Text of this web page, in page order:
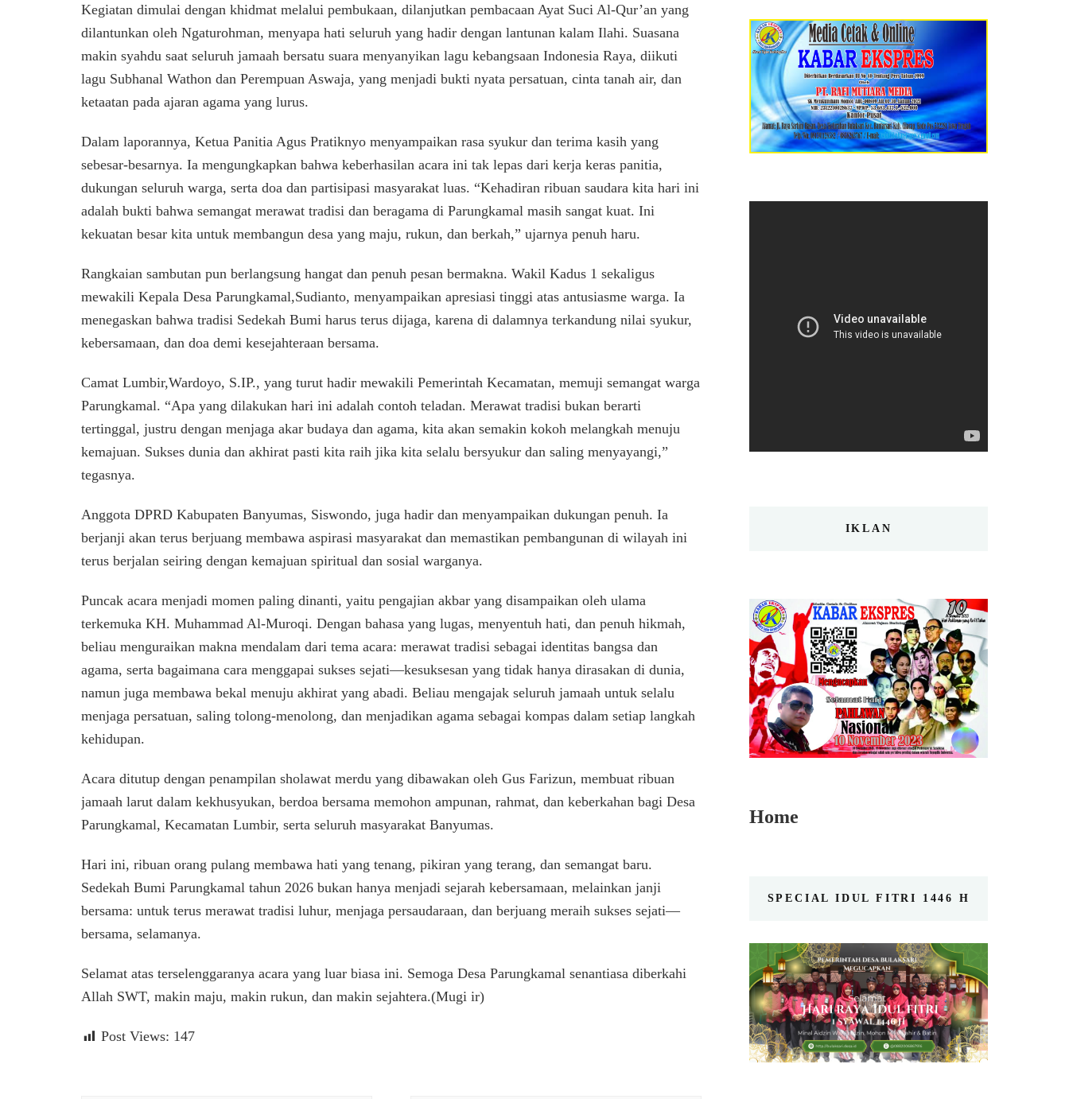
Kegiatan dimulai dengan khidmat melalui pembukaan, dilanjutkan pembacaan Ayat Suci Al-Qur’an yang
dilantunkan oleh Ngaturohman, menyapa hati seluruh yang hadir dengan lantunan kalam Ilahi. Suasana
makin syahdu saat seluruh jamaah bersatu suara menyanyikan lagu kebangsaan Indonesia Raya, diikuti
lagu Subhanal Wathon dan Perempuan Aswaja, yang menjadi bukti nyata persatuan, cinta tanah air, dan
ketaatan pada ajaran agama yang lurus.
Dalam laporannya, Ketua Panitia Agus Pratiknyo menyampaikan rasa syukur dan terima kasih yang
sebesar-besarnya. Ia mengungkapkan bahwa keberhasilan acara ini tak lepas dari kerja keras panitia,
dukungan seluruh warga, serta doa dan partisipasi masyarakat luas. “Kehadiran ribuan saudara kita hari ini
adalah bukti bahwa semangat merawat tradisi dan beragama di Parungkamal masih sangat kuat. Ini
kekuatan besar kita untuk membangun desa yang maju, rukun, dan berkah,” ujarnya penuh haru.
Rangkaian sambutan pun berlangsung hangat dan penuh pesan bermakna. Wakil Kadus 1 sekaligus
mewakili Kepala Desa Parungkamal,Sudianto, menyampaikan apresiasi tinggi atas antusiasme warga. Ia
menegaskan bahwa tradisi Sedekah Bumi harus terus dijaga, karena di dalamnya terkandung nilai syukur,
kebersamaan, dan doa demi kesejahteraan bersama.
Camat Lumbir,Wardoyo, S.IP., yang turut hadir mewakili Pemerintah Kecamatan, memuji semangat warga
Parungkamal. “Apa yang dilakukan hari ini adalah contoh teladan. Merawat tradisi bukan berarti
tertinggal, justru dengan menjaga akar budaya dan agama, kita akan semakin kokoh melangkah menuju
kemajuan. Sukses dunia dan akhirat pasti kita raih jika kita selalu bersyukur dan saling menyayangi,”
tegasnya.
Anggota DPRD Kabupaten Banyumas, Siswondo, juga hadir dan menyampaikan dukungan penuh. Ia
berjanji akan terus berjuang membawa aspirasi masyarakat dan memastikan pembangunan di wilayah ini
terus berjalan seiring dengan kemajuan spiritual dan sosial warganya.
Puncak acara menjadi momen paling dinanti, yaitu pengajian akbar yang disampaikan oleh ulama
terkemuka KH. Muhammad Al-Muroqi. Dengan bahasa yang lugas, menyentuh hati, dan penuh hikmah,
beliau menguraikan makna mendalam dari tema acara: merawat tradisi sebagai identitas bangsa dan
agama, serta bagaimana cara menggapai sukses sejati—kesuksesan yang tidak hanya dirasakan di dunia,
namun juga membawa bekal menuju akhirat yang abadi. Beliau mengajak seluruh jamaah untuk selalu
menjaga persatuan, saling tolong-menolong, dan menjadikan agama sebagai kompas dalam setiap langkah
kehidupan.
Acara ditutup dengan penampilan sholawat merdu yang dibawakan oleh Gus Farizun, membuat ribuan
jamaah larut dalam kekhusyukan, berdoa bersama memohon ampunan, rahmat, dan keberkahan bagi Desa
Parungkamal, Kecamatan Lumbir, serta seluruh masyarakat Banyumas.
Hari ini, ribuan orang pulang membawa hati yang tenang, pikiran yang terang, dan semangat baru.
Sedekah Bumi Parungkamal tahun 2026 bukan hanya menjadi sejarah kebersamaan, melainkan janji
bersama: untuk terus merawat tradisi luhur, menjaga persaudaraan, dan berjuang meraih sukses sejati—
bersama, selamanya.
Selamat atas terselenggaranya acara yang luar biasa ini. Semoga Desa Parungkamal senantiasa diberkahi
Allah SWT, makin maju, makin rukun, dan makin sejahtera.(Mugi ir)
Post Views: 147
IKLAN
Home
SPECIAL IDUL FITRI 1446 H